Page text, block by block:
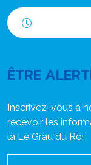
ÊTRE
Inscrivez-vous à
recevoir les
la Le Grau du Roi